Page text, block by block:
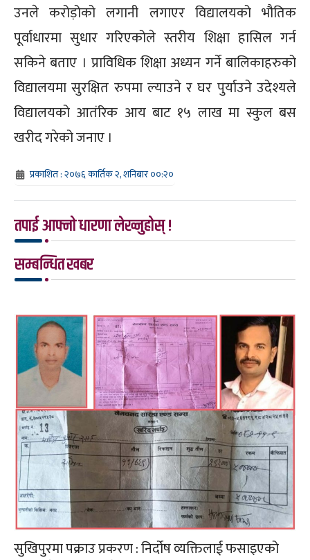
उनले करोड़ोको लगानी लगाएर विद्यालयको भौतिक
पूर्वाधारमा सुधार गरिएकोले स्तरीय शिक्षा हासिल गर्न
सकिने बताए । प्राविधिक शिक्षा अध्यन गर्ने बालिकाहरुको
विद्यालयमा सुरक्षित रुपमा ल्याउने र घर पुर्याउने उदेश्यले
विद्यालयको आतंरिक आय बाट १५ लाख मा स्कुल बस
खरीद गरेको जनाए ।
प्रकाशित : २०७६ कार्तिक २, शनिबार ००:२०
तपाई आफ्नो धारणा लेख्नुहोस् !
सम्बन्धित खबर
सुखिपुरमा पक्राउ प्रकरण : निर्दोष व्यक्तिलाई फसाइएको